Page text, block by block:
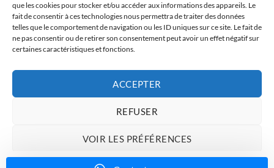
que les cookies pour stocker et/ou accéder aux informations des appareils. Le
fait de consentir à ces technologies nous permettra de traiter des données
telles que le comportement de navigation ou les ID uniques sur ce site. Le fait de
ne pas consentir ou de retirer son consentement peut avoir un effet négatif sur
certaines caractéristiques et fonctions.
ACCEPTER
REFUSER
VOIR LES PRÉFÉRENCES
Mentions légales
Contactez-nous